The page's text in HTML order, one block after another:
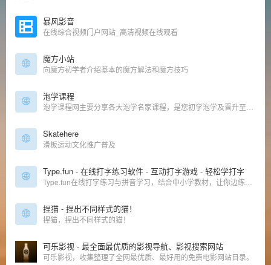
暴风影音
在线综合视频门户网站_高清视频在线观看
魔方小站
向魔方初学者介绍基本的魔方解法和魔方技巧
泡学课程
Skatehere
滑板运动文化推广普及
Type.fun - 在线打字练习软件 - 互动打字游戏 - 轻松学打字
捏猫 - 捏出不同样式的猫！
捏猫，捏出不同样式的猫！
可乐影视 - 最全面最优质的影视导航、影视搜索网站
可乐影视，收集整理了全网最优质、最好用的免费电影网站目录。